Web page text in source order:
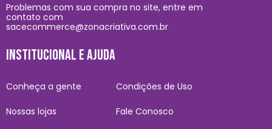
Problemas com sua compra no site, entre em
contato com
sacecommerce@zonacriativa.com.br
INSTITUCIONAL E AJUDA
Conheça a gente
Nossas lojas
Condições de Uso
Fale Conosco